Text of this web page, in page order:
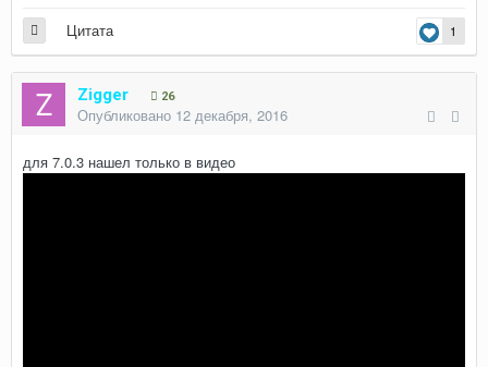
1
Цитата
Zigger 26
Опубликовано 12 декабря, 2016
для 7.0.3 нашел только в видео